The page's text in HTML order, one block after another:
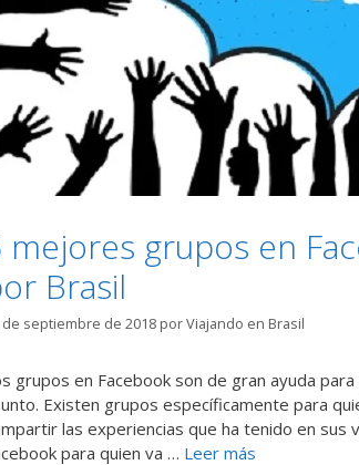
mejores grupos en
Brasil
de septiembre de 2018 porViajando en Brasil
grupos en Facebook son de gran ayuda
Existen grupos específicamente para
las experiencias que ha tenido en
para quien va … Leer más